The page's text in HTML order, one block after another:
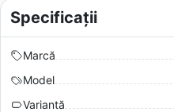
Specificații
Marcă
Model
Variantă